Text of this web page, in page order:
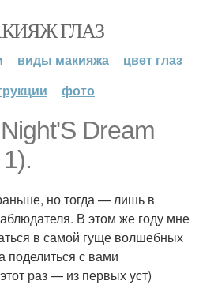
ГЛАЗ
виды макияжа
цвет глаз
фото
Dream
но тогда — лишь в
В этом же году мне
в самой гуще волшебных
поделиться с вами
раз — из первых уст)